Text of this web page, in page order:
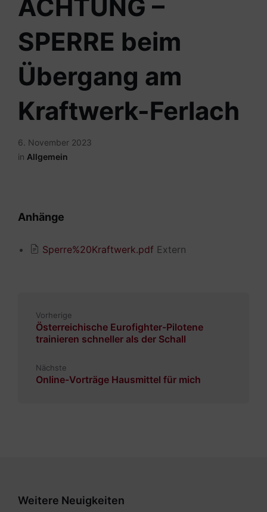
ACHTUNG –
SPERRE beim
Übergang am
Kraftwerk-Ferlach
6. November 2023
in Allgemein
Anhänge
Sperre%20Kraftwerk.pdf Extern
Vorherige
Österreichische Eurofighter-Pilotene
trainieren schneller als der Schall
Nächste
Online-Vorträge Hausmittel für mich
Weitere Neuigkeiten